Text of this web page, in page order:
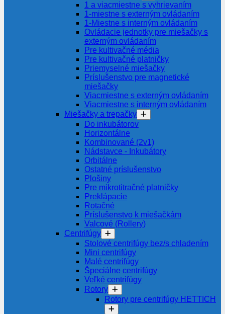
1 a viacmiestne s vyhrievaním
1-miestne s externým ovládaním
1-Miestne s interným ovládaním
Ovládacie jednotky pre miešačky s
externým ovládaním
Pre kultivačné média
Pre kultivačné platničky
Priemyselné miešačky
Príslušenstvo pre magnetické
miešačky
Viacmiestne s externým ovládaním
Viacmiestne s interným ovládaním
Miešačky a trepačky
Do inkubátorov
Horizontálne
Kombinované (2v1)
Nádstavce - Inkubátory
Orbitálne
Ostatné príslušenstvo
Plošiny
Pre mikrotitračné platničky
Preklápacie
Rotačné
Príslušenstvo k miešačkám
Valcové (Rollery)
Centrifúgy
Stolové centrifúgy bez/s chladením
Mini centrifúgy
Malé centrifúgy
Špeciálne centrifúgy
Veľké centrifúgy
Rotory
Rotory pre centrifúgy HETTICH